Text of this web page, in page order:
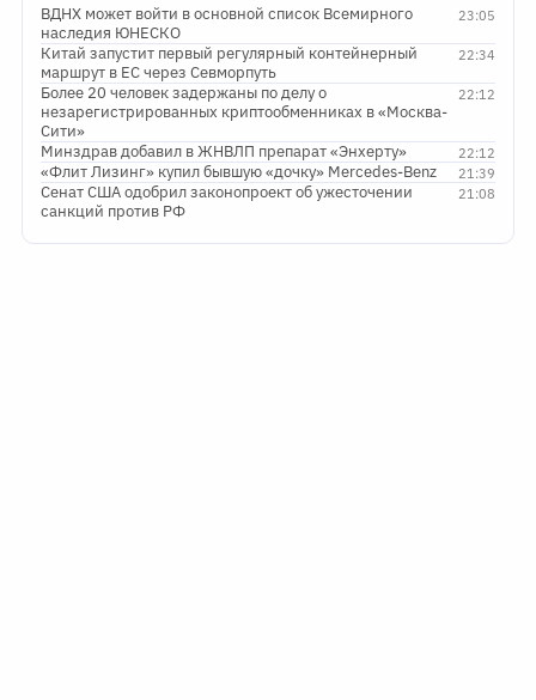
23:05
ВДНХ может войти в основной список Всемирного
наследия ЮНЕСКО
22:34
Китай запустит первый регулярный контейнерный
маршрут в ЕС через Севморпуть
22:12
Более 20 человек задержаны по делу о
незарегистрированных криптообменниках в «Москва-
Сити»
22:12
Минздрав добавил в ЖНВЛП препарат «Энхерту»
21:39
«Флит Лизинг» купил бывшую «дочку» Mercedes-Benz
21:08
Сенат США одобрил законопроект об ужесточении
санкций против РФ